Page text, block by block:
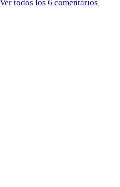
Ver todos los 6 comentarios